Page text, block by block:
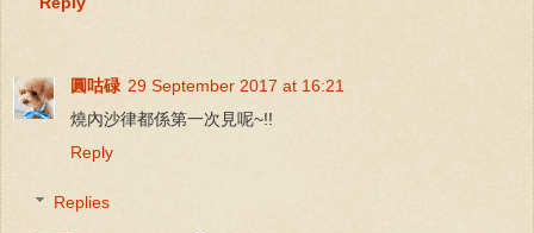
圓咕碌 29 September 2017 at 16:21
燒內沙律都係第一次見呢~!!
Reply
Replies